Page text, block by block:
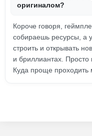
оригиналом?
Короче говоря,
собираешь ресурсы, а у
строить и открывать
и бриллиантах. Просто
Куда проще проходить